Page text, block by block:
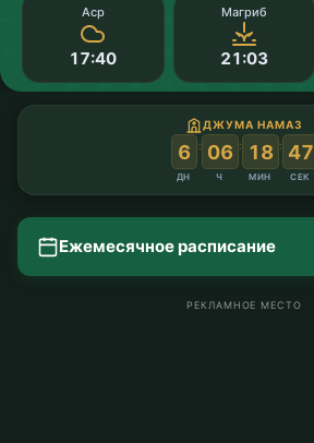
Аср
17:40
Магриб
21:03
ДЖУМА НАМАЗ
6
ДН
: 06
Ч
: 18
МИН
: 46
СЕК
Ежемесячное расписание
РЕКЛАМНОЕ МЕСТО